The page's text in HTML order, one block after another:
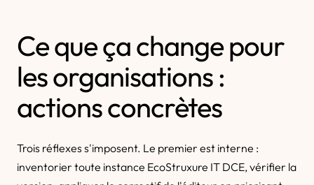
Ce que ça change pour
les organisations :
actions concrètes
Trois réflexes s'imposent. Le premier est interne :
inventorier toute instance EcoStruxure IT DCE, vérifier la